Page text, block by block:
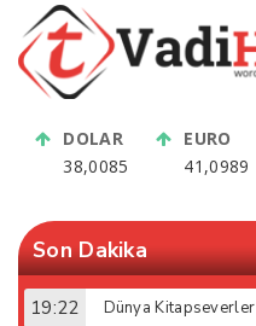
DOLAR
38,0085
EURO
41,0989
Son Dakika
13:16